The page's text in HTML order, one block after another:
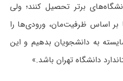
برتر تحصیل کنند؛ ولی
اساس ظرفیت‌مان، ورودی‌ها را
به دانشجویان بدهیم و این
دانشگاه تهران باشد.»